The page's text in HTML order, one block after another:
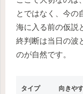
とではなく、今の
海に入る前の仮説
終判断は当日の波
のが自然です。
タイプ 向きや